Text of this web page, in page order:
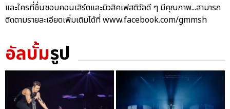
และใครที่ชื่นชอบคอนเสิร์ตและมิวสิคเฟสติวัลดี ๆ มีคุณภาพ...สามารถ
ติดตามรายละเอียดเพิ่มเติมได้ที่ www.facebook.com/gmmsh
อัลบั้มรูป